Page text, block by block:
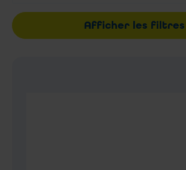
Afficher les filtres